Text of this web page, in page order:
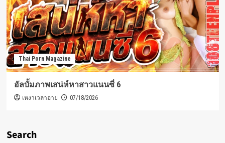
Thai Porn Magazine
อัลบั้มภาพเสน่ห์หาสาวแนนซี่ 6
เหงาเวลาอาย 07/18/2026
Search